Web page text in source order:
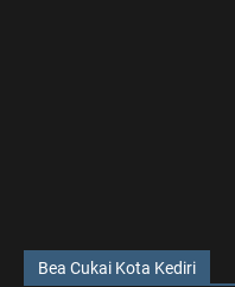
Bea Cukai Kota Kediri